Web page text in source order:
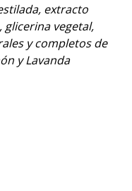
extracto
vegetal,
y completos de
y Lavanda